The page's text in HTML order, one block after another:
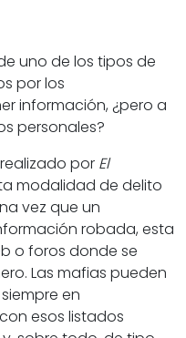
uno de los tipos de
por los
información, ¿pero a
personales?
por El
modalidad de delito
vez que un
robada, esta
o foros donde se
Las mafias pueden
en
esos listados